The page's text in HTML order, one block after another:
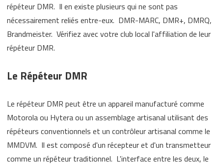
répéteur DMR. Il en existe plusieurs qui ne sont pas
nécessairement reliés entre-eux. DMR-MARC, DMR+, DMRQ,
Brandmeister. Vérifiez avec votre club local l'affiliation de leur
répéteur DMR.
Le Répéteur DMR
Le répéteur DMR peut être un appareil manufacturé comme
Motorola ou Hytera ou un assemblage artisanal utilisant des
répéteurs conventionnels et un contrôleur artisanal comme le
MMDVM. Il est composé d'un récepteur et d'un transmetteur
comme un répéteur traditionnel. L'interface entre les deux, le